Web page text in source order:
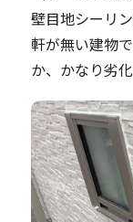
壁目地シーリ
軒が無い建物
か、かなり劣